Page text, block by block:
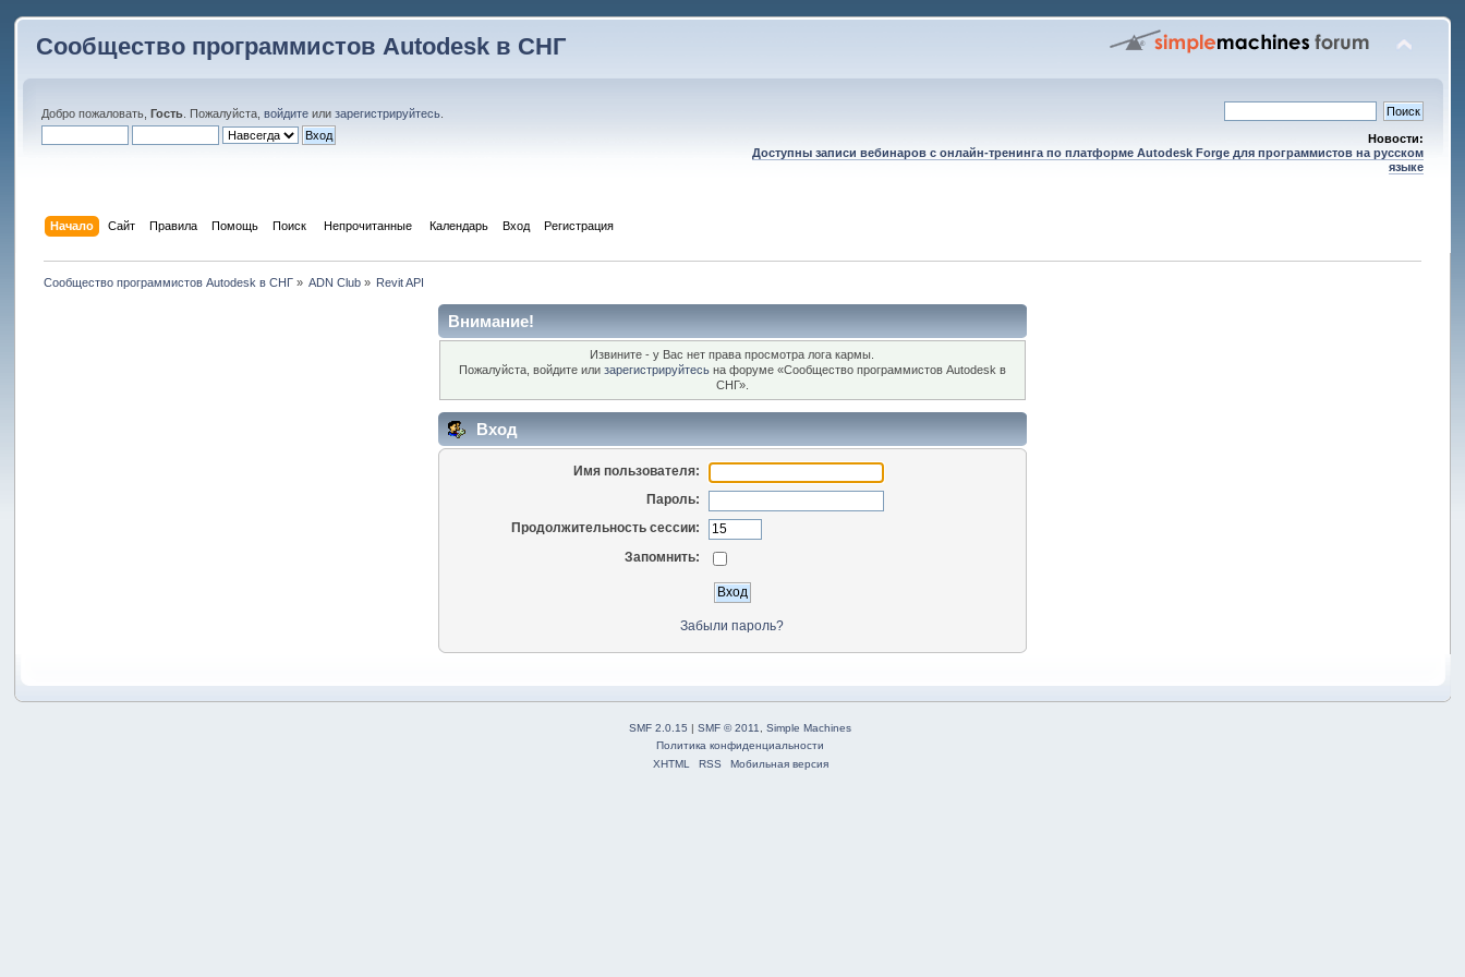
Сообщество программистов Autodesk в СНГ
Добро пожаловать,Гость . Пожалуйста,войдите илизарегистрируйтесь
Новости:
Доступны записи вебинаров с онлайн-тренинга по платформе Autodesk Forge для программистов на русском
языке
Начало Сайт Правила Помощь Поиск Непрочитанные Календарь Вход Регистрация
Сообщество программистов Autodesk в СНГ» ADN Club » Revit API
Внимание!
Извините - у Вас нет права просмотра лога кармы.
Пожалуйста, войдите или зарегистрируйтесьна форуме «Сообщество программистов Autodesk в
СНГ».
Вход
Имя пользователя:
Пароль:
Продолжительность сессии:
Запомнить:
Забыли пароль?
SMF 2.0.15 |SMF © 2011 ,Simple Machines
Политика конфиденциальности
XHTML
RSS Мобильная версия